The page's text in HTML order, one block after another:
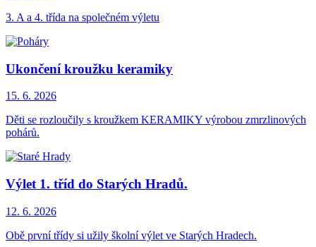
3. A a 4. třída na společném výletu
Ukončení kroužku keramiky
15. 6. 2026
Děti se rozloučily s kroužkem KERAMIKY výrobou zmrzlinových
pohárů.
Výlet 1. tříd do Starých Hradů.
12. 6. 2026
Obě první třídy si užily školní výlet ve Starých Hradech.